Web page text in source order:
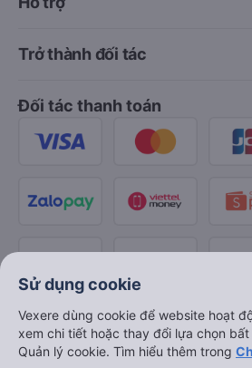
Trở thành đối tác
Đối tác thanh toán
Sử dụng cookie
Vexere dùng cookie để website hoạt
xem chi tiết hoặc thay đổi lựa chọn
Quản lý cookie. Tìm hiểu thêm trong